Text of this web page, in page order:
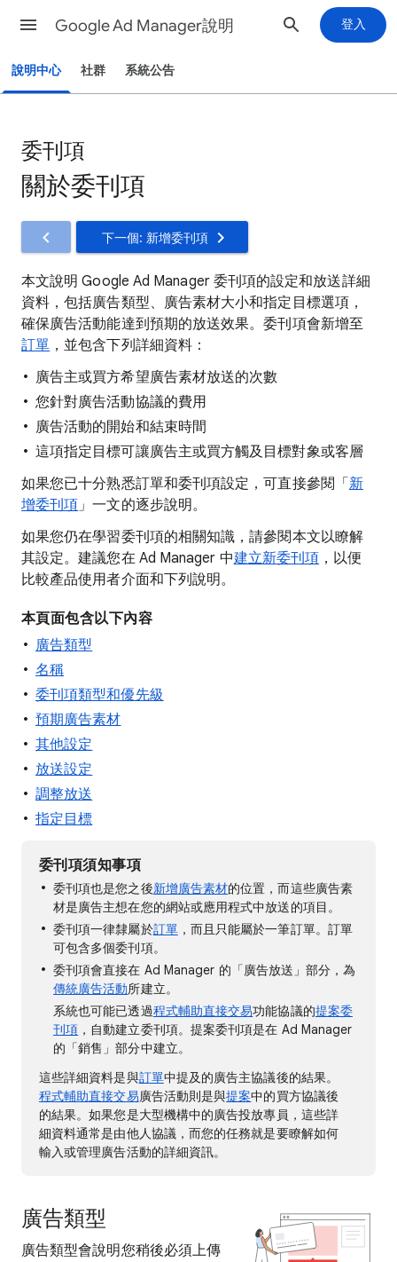
Google Ad Manager說明 登入
說明中心 社群 系統公告
委刊項
關於委刊項
下一個: 新增委刊項
本文說明 Google Ad Manager 委刊項的設定和放送詳細
資料，包括廣告類型、廣告素材大小和指定目標選項，
確保廣告活動能達到預期的放送效果。委刊項會新增至
訂單 ，並包含下列詳細資料：
廣告主或買方希望廣告素材放送的次數
您針對廣告活動協議的費用
廣告活動的開始和結束時間
這項指定目標可讓廣告主或買方觸及目標對象或客層
如果您已十分熟悉訂單和委刊項設定，可直接參閱「 新
增委刊項」一文的逐步說明。
如果您仍在學習委刊項的相關知識，請參閱本文以瞭解
其設定。建議您在 Ad Manager 中建立新委刊項 ，以便
比較產品使用者介面和下列說明。
本頁面包含以下內容
廣告類型
名稱
委刊項類型和優先級
預期廣告素材
其他設定
放送設定
調整放送
指定目標
委刊項須知事項
委刊項也是您之後新增廣告素材的位置，而這些廣告素
材是廣告主想在您的網站或應用程式中放送的項目。
委刊項一律隸屬於訂單，而且只能屬於一筆訂單。訂單
可包含多個委刊項。
委刊項會直接在 Ad Manager 的「廣告放送」部分，為
傳統廣告活動所建立。
系統也可能已透過程式輔助直接交易功能協議的提案委
刊項 ，自動建立委刊項。提案委刊項是在 Ad Manager
的「銷售」部分中建立。
這些詳細資料是與訂單中提及的廣告主協議後的結果。
程式輔助直接交易廣告活動則是與提案中的買方協議後
的結果。如果您是大型機構中的廣告投放專員，這些詳
細資料通常是由他人協議，而您的任務就是要瞭解如何
輸入或管理廣告活動的詳細資訊。
廣告類型
廣告類型會說明您稍後必須上傳